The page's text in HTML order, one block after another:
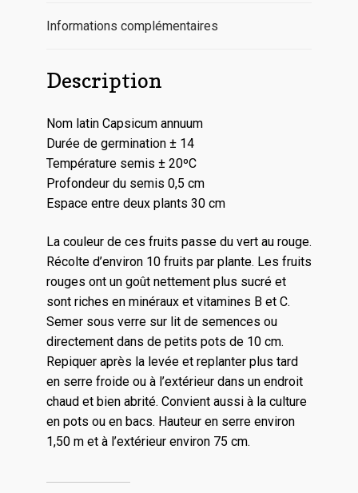
Informations complémentaires
Description
Nom latin Capsicum annuum
Durée de germination ± 14
Température semis ± 20ºC
Profondeur du semis 0,5 cm
Espace entre deux plants 30 cm
La couleur de ces fruits passe du vert au rouge.
Récolte d’environ 10 fruits par plante. Les fruits
rouges ont un goût nettement plus sucré et
sont riches en minéraux et vitamines B et C.
Semer sous verre sur lit de semences ou
directement dans de petits pots de 10 cm.
Repiquer après la levée et replanter plus tard
en serre froide ou à l’extérieur dans un endroit
chaud et bien abrité. Convient aussi à la culture
en pots ou en bacs. Hauteur en serre environ
1,50 m et à l’extérieur environ 75 cm.